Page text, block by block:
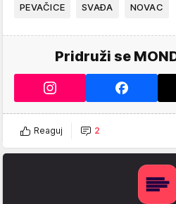
PEVAČICE SVAĐA NOVAC
Pridruži se
Reaguj 2